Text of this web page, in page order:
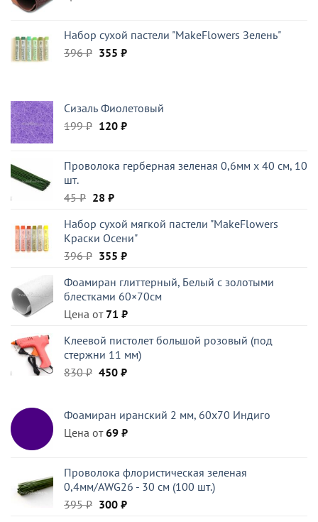
Набор сухой пастели "MakeFlowers Зелень"
396₽ Первоначальная
355 ₽Текущая
Сизаль Фиолетовый
199₽ Первоначальная
199 ₽.
120 ₽Текущая
Проволока герберная зеленая 0,6мм x 40 см, 10
шт.
45₽ Первоначальная
составляла
45 ₽.
28 ₽Текущая
28 ₽.
Набор сухой мягкой пастели "MakeFlowers
Краски Осени"
396₽ Первоначальная
составляла
396 ₽.
355 ₽Текущая
355 ₽.
Фоамиран глиттерный, Белый c золотыми
блестками 60×70см
Цена от 71 ₽
Клеевой пистолет большой розовый (под
стержни 11 мм)
830₽ Первоначальная
830 ₽.
450 ₽Текущая
Фоамиран иранский 2 мм, 60х70 Индиго
Цена от69 ₽
Проволока флористическая зеленая
0,4мм/AWG26 - 30 см (100 шт.)
395₽ Первоначальная
300 ₽Текущая